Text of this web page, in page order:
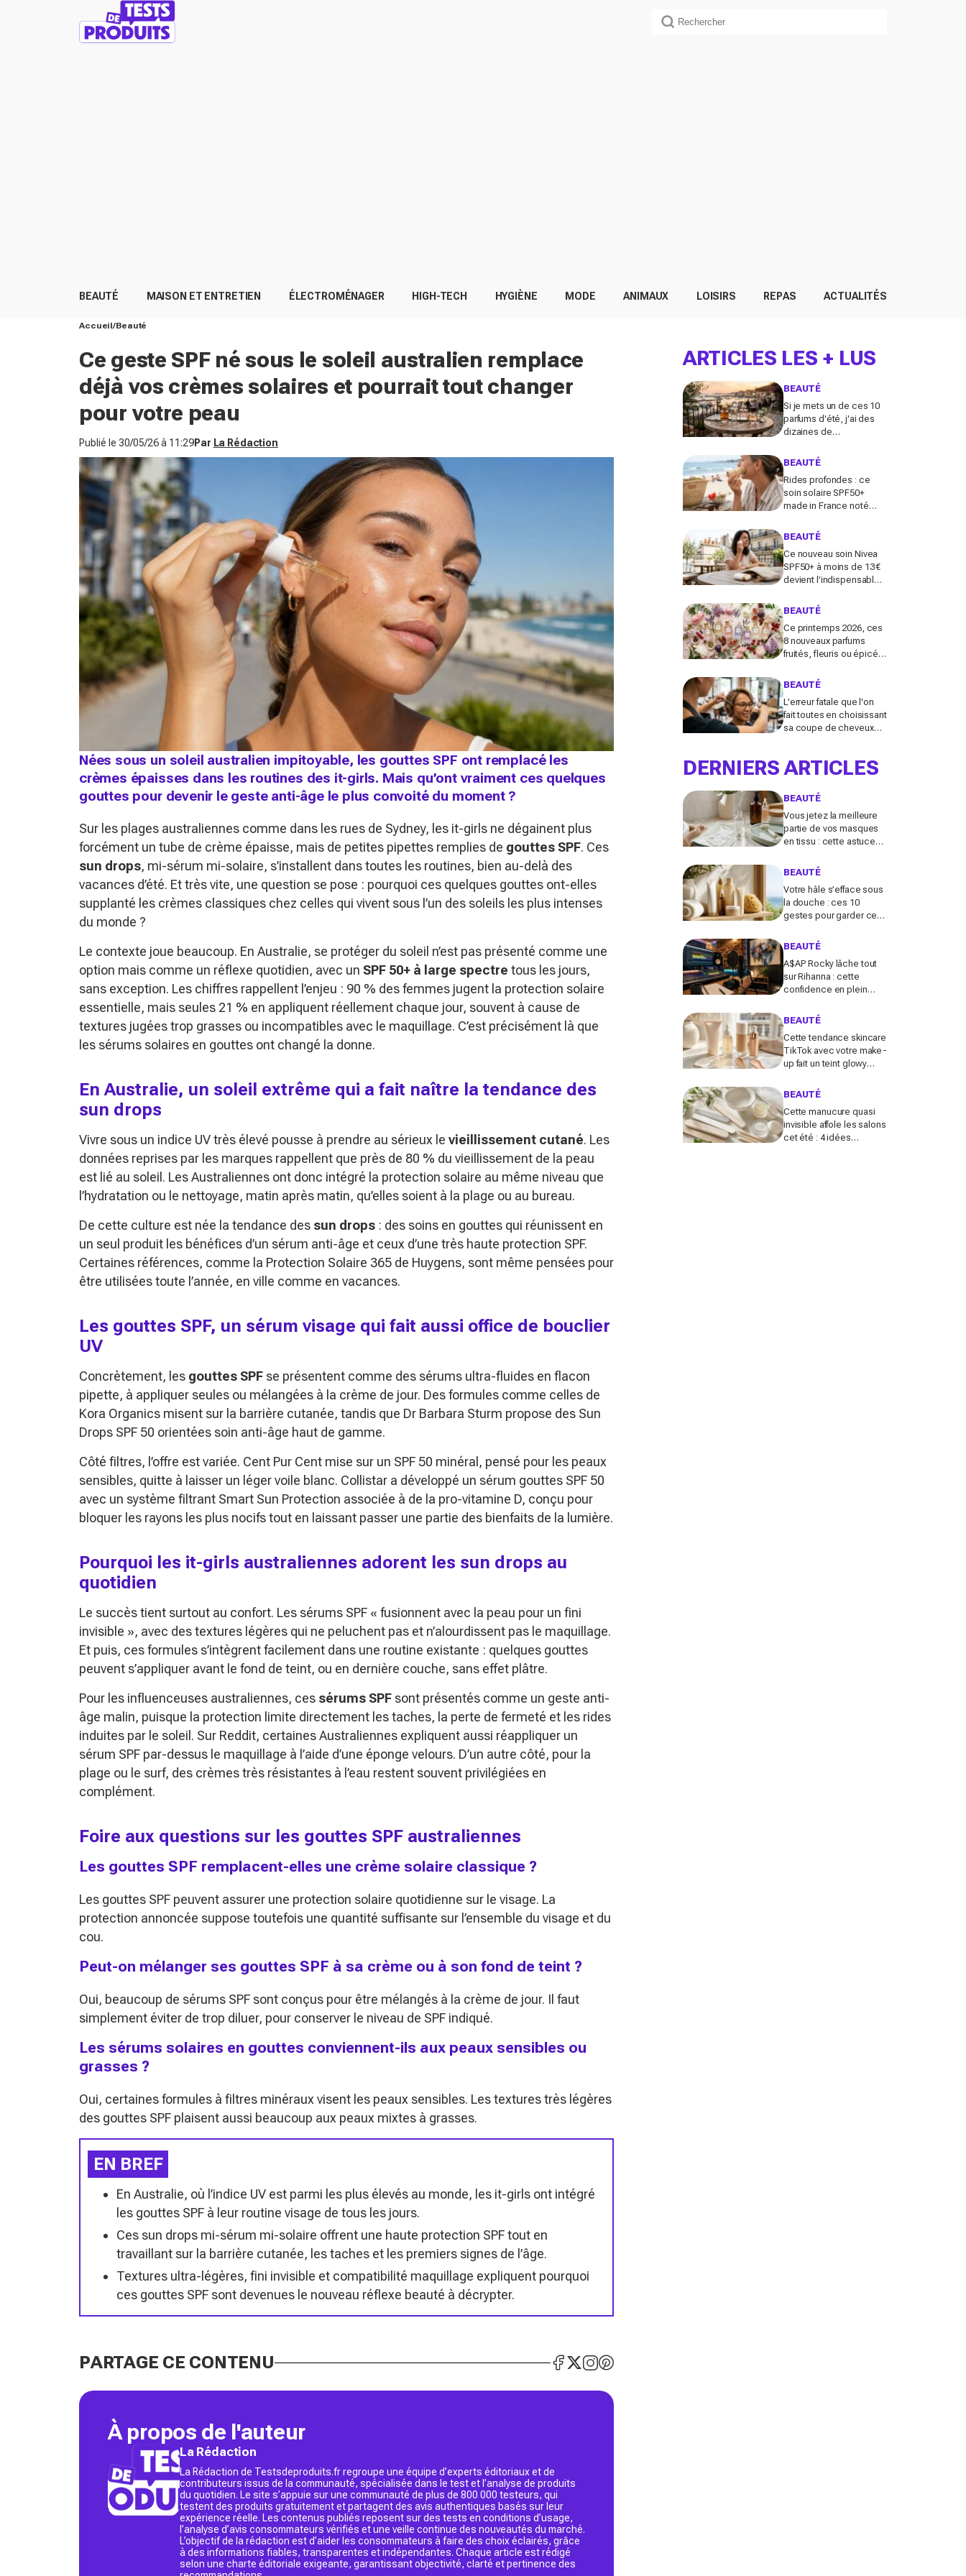
BEAUTÉ MAISON ET ENTRETIEN ÉLECTROMÉNAGER HIGH-TECH HYGIÈNE MODE ANIMAUX LOISIRS REPAS ACTUALITÉS
Accueil Beauté
Ce geste SPF né sous le soleil australien remplace
déjà vos crèmes solaires et pourrait tout changer
pour votre peau
Publié le 30/05/26 à 11:29Par La Rédaction
Nées sous un soleil australien impitoyable, les gouttes SPF ont remplacé les
crèmes épaisses dans les routines des it-girls. Mais qu’ont vraiment ces quelques
gouttes pour devenir le geste anti-âge le plus convoité du moment ?
Sur les plages australiennes comme dans les rues de Sydney, les it-girls ne dégainent plus
forcément un tube de crème épaisse, mais de petites pipettes remplies de gouttes SPF. Ces
sun drops, mi-sérum mi-solaire, s’installent dans toutes les routines, bien au-delà des
vacances d’été. Et très vite, une question se pose : pourquoi ces quelques gouttes ont-elles
supplanté les crèmes classiques chez celles qui vivent sous l’un des soleils les plus intenses
du monde ?
Le contexte joue beaucoup. En Australie, se protéger du soleil n’est pas présenté comme une
option mais comme un réflexe quotidien, avec un SPF 50+ à large spectre tous les jours,
sans exception. Les chiffres rappellent l’enjeu : 90 % des femmes jugent la protection solaire
essentielle, mais seules 21 % en appliquent réellement chaque jour, souvent à cause de
textures jugées trop grasses ou incompatibles avec le maquillage. C’est précisément là que
les sérums solaires en gouttes ont changé la donne.
En Australie, un soleil extrême qui a fait naître la tendance des
sun drops
Vivre sous un indice UV très élevé pousse à prendre au sérieux le vieillissement cutané. Les
données reprises par les marques rappellent que près de 80 % du vieillissement de la peau
est lié au soleil. Les Australiennes ont donc intégré la protection solaire au même niveau que
l’hydratation ou le nettoyage, matin après matin, qu’elles soient à la plage ou au bureau.
De cette culture est née la tendance des sun drops : des soins en gouttes qui réunissent en
un seul produit les bénéfices d’un sérum anti-âge et ceux d’une très haute protection SPF.
Certaines références, comme la Protection Solaire 365 de Huygens, sont même pensées pour
être utilisées toute l’année, en ville comme en vacances.
Les gouttes SPF, un sérum visage qui fait aussi office de bouclier
UV
Concrètement, les gouttes SPF se présentent comme des sérums ultra-fluides en flacon
pipette, à appliquer seules ou mélangées à la crème de jour. Des formules comme celles de
Kora Organics misent sur la barrière cutanée, tandis que Dr Barbara Sturm propose des Sun
Drops SPF 50 orientées soin anti-âge haut de gamme.
Côté filtres, l’offre est variée. Cent Pur Cent mise sur un SPF 50 minéral, pensé pour les peaux
sensibles, quitte à laisser un léger voile blanc. Collistar a développé un sérum gouttes SPF 50
avec un système filtrant Smart Sun Protection associée à de la pro-vitamine D, conçu pour
bloquer les rayons les plus nocifs tout en laissant passer une partie des bienfaits de la lumière.
Pourquoi les it-girls australiennes adorent les sun drops au
quotidien
Le succès tient surtout au confort. Les sérums SPF « fusionnent avec la peau pour un fini
invisible », avec des textures légères qui ne peluchent pas et n’alourdissent pas le maquillage.
Et puis, ces formules s’intègrent facilement dans une routine existante : quelques gouttes
peuvent s’appliquer avant le fond de teint, ou en dernière couche, sans effet plâtre.
Pour les influenceuses australiennes, ces sérums SPF sont présentés comme un geste anti-
âge malin, puisque la protection limite directement les taches, la perte de fermeté et les rides
induites par le soleil. Sur Reddit, certaines Australiennes expliquent aussi réappliquer un
sérum SPF par-dessus le maquillage à l’aide d’une éponge velours. D’un autre côté, pour la
plage ou le surf, des crèmes très résistantes à l’eau restent souvent privilégiées en
complément.
Foire aux questions sur les gouttes SPF australiennes
Les gouttes SPF remplacent-elles une crème solaire classique ?
Les gouttes SPF peuvent assurer une protection solaire quotidienne sur le visage. La
protection annoncée suppose toutefois une quantité suffisante sur l’ensemble du visage et du
cou.
Peut-on mélanger ses gouttes SPF à sa crème ou à son fond de teint ?
Oui, beaucoup de sérums SPF sont conçus pour être mélangés à la crème de jour. Il faut
simplement éviter de trop diluer, pour conserver le niveau de SPF indiqué.
Les sérums solaires en gouttes conviennent-ils aux peaux sensibles ou
grasses ?
Oui, certaines formules à filtres minéraux visent les peaux sensibles. Les textures très légères
des gouttes SPF plaisent aussi beaucoup aux peaux mixtes à grasses.
EN BREF
En Australie, où l’indice UV est parmi les plus élevés au monde, les it-girls ont intégré
les gouttes SPF à leur routine visage de tous les jours.
Ces sun drops mi-sérum mi-solaire offrent une haute protection SPF tout en
travaillant sur la barrière cutanée, les taches et les premiers signes de l’âge.
Textures ultra-légères, fini invisible et compatibilité maquillage expliquent pourquoi
ces gouttes SPF sont devenues le nouveau réflexe beauté à décrypter.
PARTAGE CE CONTENU
À propos de l'auteur
La Rédaction
La Rédaction de Testsdeproduits.fr regroupe une équipe d’experts éditoriaux et de
contributeurs issus de la communauté, spécialisée dans le test et l’analyse de produits
du quotidien. Le site s’appuie sur une communauté de plus de 800 000 testeurs, qui
testent des produits gratuitement et partagent des avis authentiques basés sur leur
expérience réelle. Les contenus publiés reposent sur des tests en conditions d’usage,
l’analyse d’avis consommateurs vérifiés et une veille continue des nouveautés du marché.
L’objectif de la rédaction est d’aider les consommateurs à faire des choix éclairés, grâce
à des informations fiables, transparentes et indépendantes. Chaque article est rédigé
selon une charte éditoriale exigeante, garantissant objectivité, clarté et pertinence des
ARTICLES LES + LUS
BEAUTÉ
Si je mets un de ces 10
parfums d'été, j'ai des
dizaines de
journée
BEAUTÉ
Rides profondes : ce
soin solaire SPF50+
made in France noté
de freiner leur apparition
BEAUTÉ
Ce nouveau soin Nivea
SPF50+ à moins de 13 €
devient l’indispensable
pour éviter les dégâts du
BEAUTÉ
Ce printemps 2026, ces
8 nouveaux parfums
fruités, fleuris ou épicés
Guerlain vont booster
BEAUTÉ
L'erreur fatale que l'on
fait toutes en choisissant
sa coupe de cheveux
DERNIERS ARTICLES
BEAUTÉ
Vous jetez la meilleure
partie de vos masques
en tissu : cette astuce
reste de soin en vrai
BEAUTÉ
Votre hâle s’efface sous
la douche : ces 10
gestes pour garder ce
sans abîmer votre peau
BEAUTÉ
A$AP Rocky lâche tout
sur Rihanna : cette
confidence en plein
ce projet attendu par la
BEAUTÉ
Cette tendance skincare
TikTok avec votre make-
up fait un teint glowy
cette erreur avec votre
BEAUTÉ
Cette manucure quasi
invisible affole les salons
cet été : 4 idées